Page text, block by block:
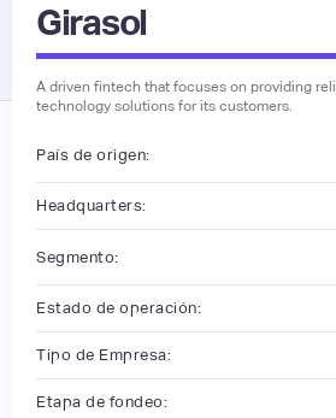
Girasol
A driven fintech that focuses on providing
technology solutions for its customers.
País de origen:
Headquarters:
Segmento:
Estado de operación:
Tipo de Empresa:
Etapa de fondeo: